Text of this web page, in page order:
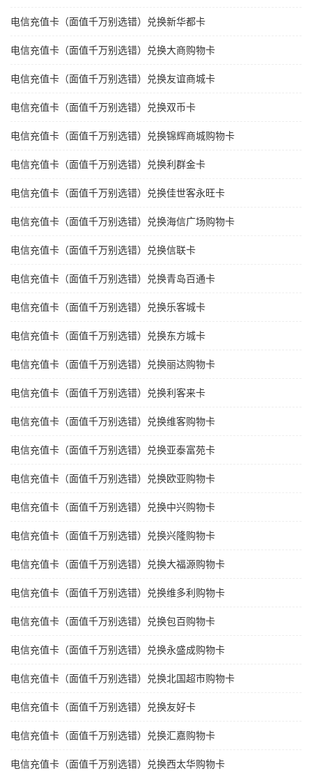
电信充值卡（面值千万别选错）兑换新华都卡
电信充值卡（面值千万别选错）兑换大商购物卡
电信充值卡（面值千万别选错）兑换友谊商城卡
电信充值卡（面值千万别选错）兑换双币卡
电信充值卡（面值千万别选错）兑换锦辉商城购物卡
电信充值卡（面值千万别选错）兑换利群金卡
电信充值卡（面值千万别选错）兑换佳世客永旺卡
电信充值卡（面值千万别选错）兑换海信广场购物卡
电信充值卡（面值千万别选错）兑换信联卡
电信充值卡（面值千万别选错）兑换青岛百通卡
电信充值卡（面值千万别选错）兑换乐客城卡
电信充值卡（面值千万别选错）兑换东方城卡
电信充值卡（面值千万别选错）兑换丽达购物卡
电信充值卡（面值千万别选错）兑换利客来卡
电信充值卡（面值千万别选错）兑换维客购物卡
电信充值卡（面值千万别选错）兑换亚泰富苑卡
电信充值卡（面值千万别选错）兑换欧亚购物卡
电信充值卡（面值千万别选错）兑换中兴购物卡
电信充值卡（面值千万别选错）兑换兴隆购物卡
电信充值卡（面值千万别选错）兑换大福源购物卡
电信充值卡（面值千万别选错）兑换维多利购物卡
电信充值卡（面值千万别选错）兑换包百购物卡
电信充值卡（面值千万别选错）兑换永盛成购物卡
电信充值卡（面值千万别选错）兑换北国超市购物卡
电信充值卡（面值千万别选错）兑换友好卡
电信充值卡（面值千万别选错）兑换汇嘉购物卡
电信充值卡（面值千万别选错）兑换西太华购物卡